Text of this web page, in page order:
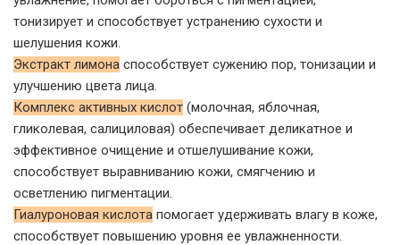
тонизирует и способствует устранению сухости и
шелушения кожи.
Экстракт лимона способствует сужению пор, тонизации и
улучшению цвета лица.
Комплекс активных кислот (молочная, яблочная,
гликолевая, салициловая) обеспечивает деликатное и
эффективное очищение и отшелушивание кожи,
способствует выравниванию кожи, смягчению и
осветлению пигментации.
Гиалуроновая кислота помогает удерживать влагу в коже,
способствует повышению уровня ее увлажненности.